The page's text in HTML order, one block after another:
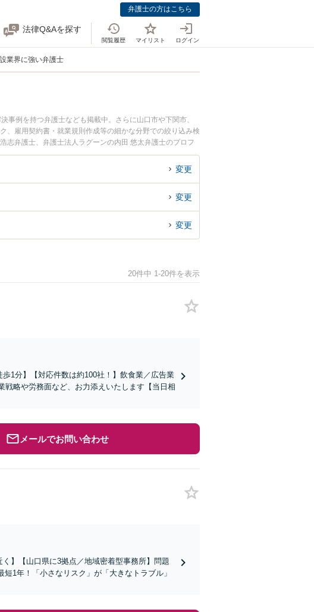
弁護士の方はこちら
法律Q&Aを探す
閲覧履歴 マイリスト ログイン
業界に強い弁護士
例を持つ弁護士なども掲載中。さらに山口市や下関市、
、雇用契約書・就業規則作成等の細かな分野での絞り込み検
志弁護士、弁護士法人ラグーンの内田 悠太弁護士のプロフ
ルを今すぐに弁護士に相談したい』『不動産・建設業界のト
護士に相談予約したい』などでお困りの相談者さんにおす
変更
変更
変更
20件中 1-20件を表示
1分】【対応件数は約100社！】飲食業／広告業
戦略や労務面など、お力添えいたします【当日相
メールでお問い合わせ
】【山口県に3拠点／地域密着型事務所】問題
1年！「小さなリスク」が「大きなトラブル」